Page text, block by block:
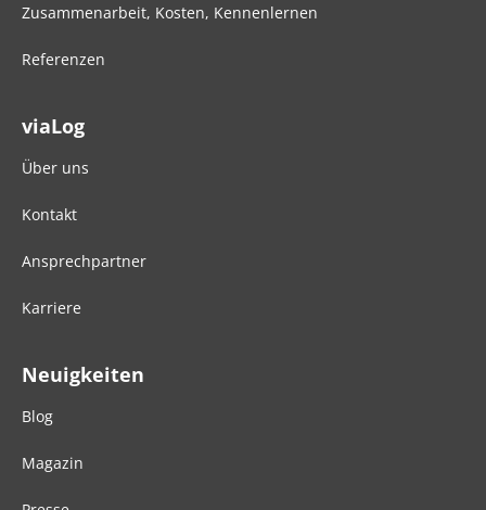
Zusammenarbeit, Kosten, Kennenlernen
Referenzen
viaLog
Über uns
Kontakt
Ansprechpartner
Karriere
Neuigkeiten
Blog
Magazin